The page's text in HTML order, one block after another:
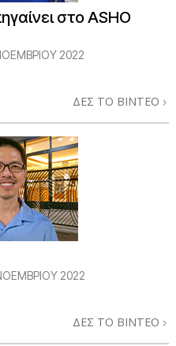
στο ASHO
2022
ΔΕΣ ΤΟ ΒΙΝΤΕΟ
2022
ΔΕΣ ΤΟ ΒΙΝΤΕΟ